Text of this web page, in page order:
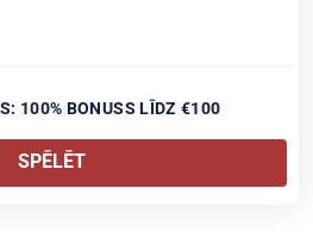
100% BONUSS LĪDZ €100
SPĒLĒT